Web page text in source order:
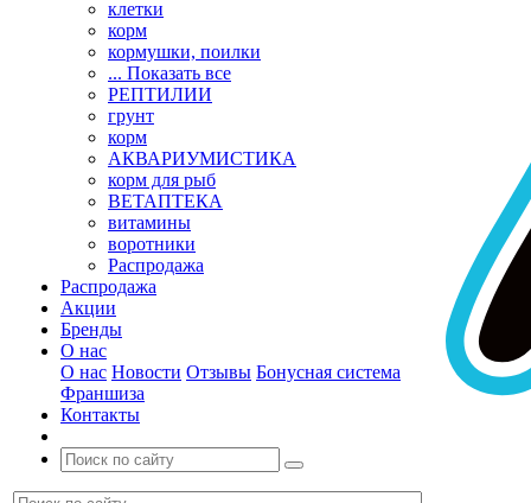
клетки
корм
кормушки, поилки
... Показать все
РЕПТИЛИИ
грунт
корм
АКВАРИУМИСТИКА
корм для рыб
ВЕТАПТЕКА
витамины
воротники
Распродажа
Распродажа
Акции
Бренды
О нас
О нас Новости Отзывы Бонусная система
Франшиза
Контакты